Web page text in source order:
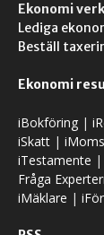
Ekonomi
Lediga
Beställ
Ekonomi
iBokföring |
iSkatt | iMoms
iTestamente |
Fråga
iMäklare |